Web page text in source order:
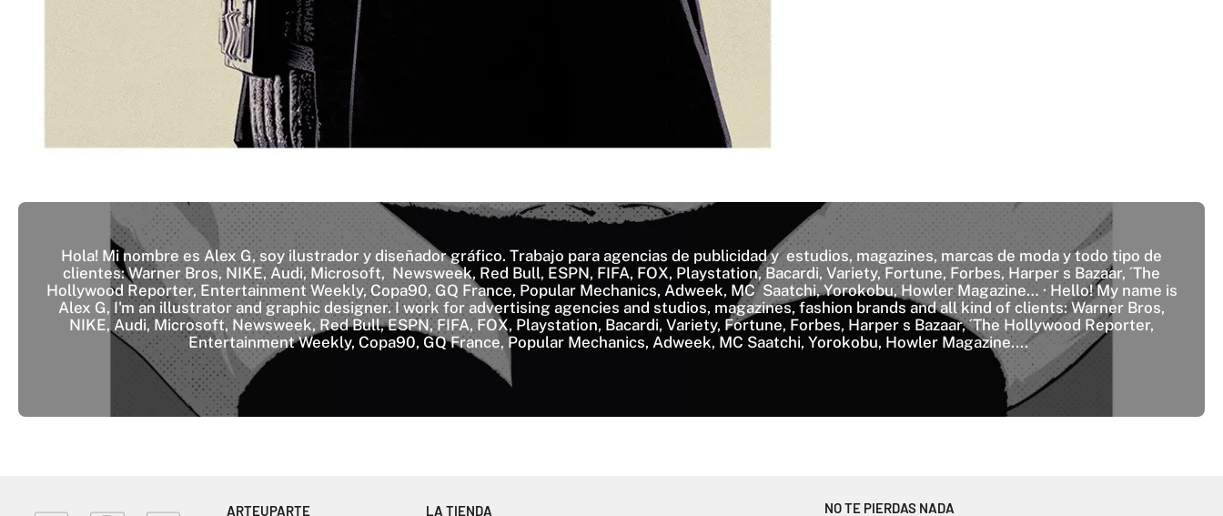
Hola! Mi nombre es Alex G, soy ilustrador y diseñador gráfico. Trabajo para agencias de publicidad y estudios, magazines, marcas de moda y todo tipo de
clientes: Warner Bros, NIKE, Audi, Microsoft, Newsweek, Red Bull, ESPN, FIFA, FOX, Playstation, Bacardi, Variety, Fortune, Forbes, Harper s Bazaar, ́ The
Hollywood Reporter, Entertainment Weekly, Copa90, GQ France, Popular Mechanics, Adweek, MC Saatchi, Yorokobu, Howler Magazine… · Hello! My name is
Alex G, I'm an illustrator and graphic designer. I work for advertising agencies and studios, magazines, fashion brands and all kind of clients: Warner Bros,
NIKE, Audi, Microsoft, Newsweek, Red Bull, ESPN, FIFA, FOX, Playstation, Bacardi, Variety, Fortune, Forbes, Harper s Bazaar, ́ The Hollywood Reporter,
Entertainment Weekly, Copa90, GQ France, Popular Mechanics, Adweek, MC Saatchi, Yorokobu, Howler Magazine....
ARTEUPARTE LA TIENDA NO TE PIERDAS NADA